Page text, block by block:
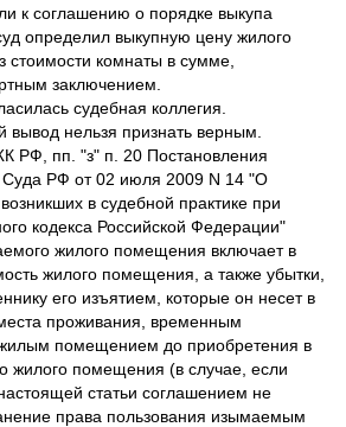
к соглашению о порядке выкупа
определил выкупную цену жилого
комнаты в сумме,
заключением.
судебная коллегия.
нельзя признать верным.
РФ, пп. "з" п. 20 Постановления
Суда РФ от 02 июля 2009 N 14 "О
в судебной практике при
кодекса Российской Федерации"
жилого помещения включает в
жилого помещения, а также убытки,
его изъятием, которые он несет в
проживания, временным
помещением до приобретения в
жилого помещения (в случае, если
статьи соглашением не
права пользования изымаемым